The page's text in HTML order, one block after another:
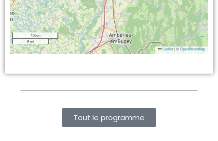
10 km
5 mi
Leaflet |©OpenStreetMap
Tout le programme